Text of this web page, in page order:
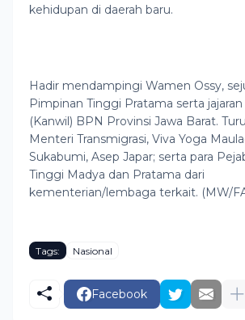
kehidupan di daerah baru.
Hadir mendampingi Wamen Ossy,
Pimpinan Tinggi Pratama serta
(Kanwil) BPN Provinsi Jawa Barat.
Menteri Transmigrasi, Viva Yoga
Sukabumi, Asep Japar; serta para
Tinggi Madya dan Pratama dari
kementerian/lembaga terkait. (MW/
Tags: Nasional
Facebook